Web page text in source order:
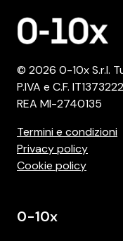
© 2026 0-10x S.r.l.
P.IVA e C.F.
REA MI-2740135
Termini e condizioni
Privacy policy
Cookie policy
0-10x